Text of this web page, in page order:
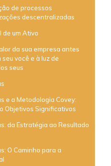
de processos
descentralizadas
de um Ativo
da sua empresa antes
você e à luz de
seus
e a Metodologia Covey:
Objetivos Significativos
da Estratégia ao Resultado
O Caminho para a